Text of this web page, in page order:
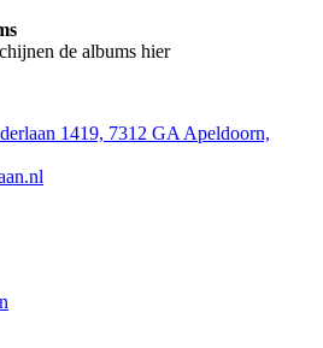
de albums hier
1419, 7312 GA Apeldoorn,